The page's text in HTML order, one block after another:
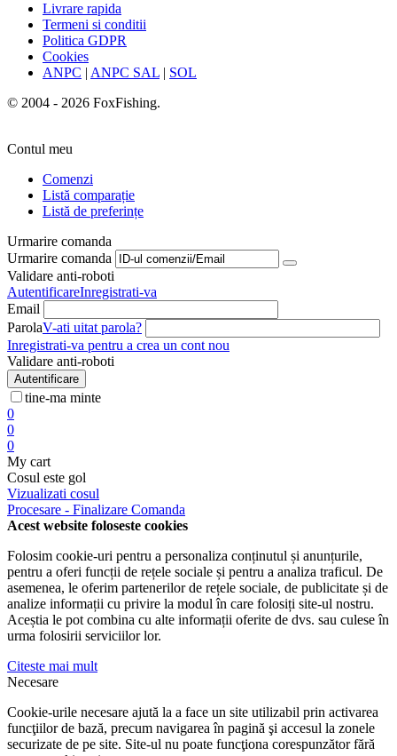
Livrare rapida
Termeni si conditii
Politica GDPR
Cookies
ANPC | ANPC SAL | SOL
© 2004 - 2026 FoxFishing.
Contul meu
Comenzi
Listă comparație
Listă de preferințe
Urmarire comanda
Urmarire comanda
Validare anti-roboti
AutentificareInregistrati-va
Email
ParolaV-ati uitat parola?
Inregistrati-va pentru a crea un cont nou
Validare anti-roboti
Autentificare
tine-ma minte
0
0
0
My cart
Cosul este gol
Vizualizati cosul
Procesare - Finalizare Comanda
Acest website foloseste cookies
Folosim cookie-uri pentru a personaliza conținutul și anunțurile,
pentru a oferi funcții de rețele sociale și pentru a analiza traficul. De
asemenea, le oferim partenerilor de rețele sociale, de publicitate și de
analize informații cu privire la modul în care folosiți site-ul nostru.
Aceștia le pot combina cu alte informații oferite de dvs. sau culese în
urma folosirii serviciilor lor.
Citeste mai mult
Necesare
Cookie-urile necesare ajută la a face un site utilizabil prin activarea
funcţiilor de bază, precum navigarea în pagină şi accesul la zonele
securizate de pe site. Site-ul nu poate funcţiona corespunzător fără